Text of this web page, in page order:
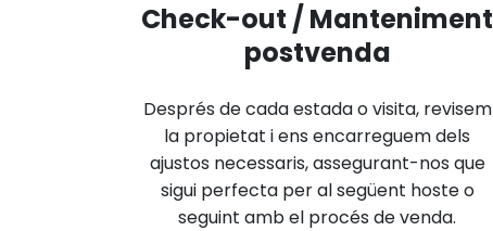
Check-out / Manteniment
postvenda
Després de cada estada o visita, revisem
la propietat i ens encarreguem dels
ajustos necessaris, assegurant-nos que
sigui perfecta per al següent hoste o
seguint amb el procés de venda.